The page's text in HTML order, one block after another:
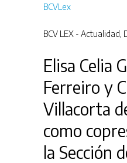
BCVLex
BCV LEX - Actualidad
Elisa Celia
Ferreiro y
Villacorta
como
la Sección